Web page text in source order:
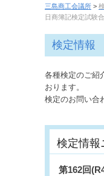
三島商工会議所 >
日商簿記検定試験
検定情報
各種検定のご紹
おります。
検定のお問い合
検定情報
第162回